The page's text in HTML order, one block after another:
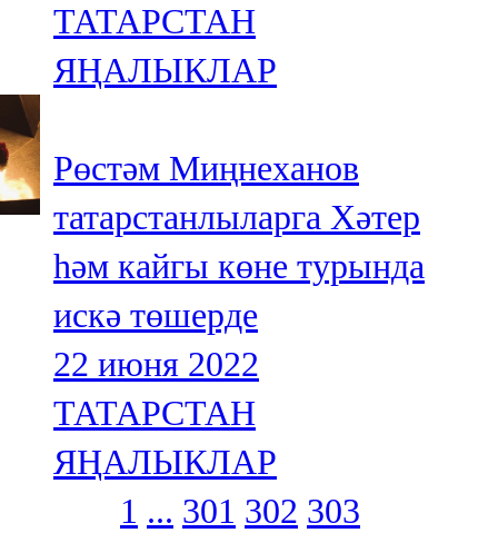
ТАТАРСТАН
ЯҢАЛЫКЛАР
Рөстәм Миңнеханов
татарстанлыларга Хәтер
һәм кайгы көне турында
искә төшерде
22 июня 2022
ТАТАРСТАН
ЯҢАЛЫКЛАР
1 ... 301 302 303